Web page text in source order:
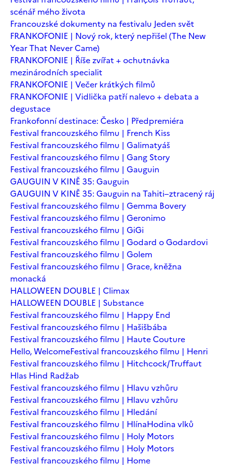
scénář mého života
Francouzské dokumenty na festivalu Jeden svět
FRANKOFONIE | Nový rok, který nepřišel (The New
Year That Never Came)
FRANKOFONIE | Říše zvířat + ochutnávka
mezinárodních specialit
FRANKOFONIE | Večer krátkých filmů
FRANKOFONIE | Vidlička patří nalevo + debata a
degustace
Frankofonní destinace: Česko | Předpremiéra
Festival francouzského filmu | French Kiss
Festival francouzského filmu | Galimatyáš
Festival francouzského filmu | Gang Story
Festival francouzského filmu | Gauguin
GAUGUIN V KINĚ 35: Gauguin
GAUGUIN V KINĚ 35: Gauguin na Tahiti–ztracený ráj
Festival francouzského filmu | Gemma Bovery
Festival francouzského filmu | Geronimo
Festival francouzského filmu | GiGi
Festival francouzského filmu | Godard o Godardovi
Festival francouzského filmu | Golem
Festival francouzského filmu | Grace, kněžna
monacká
HALLOWEEN DOUBLE | Climax
HALLOWEEN DOUBLE | Substance
Festival francouzského filmu | Happy End
Festival francouzského filmu | Hašišbába
Festival francouzského filmu | Haute Couture
Hello, WelcomeFestival francouzského filmu | Henri
Festival francouzského filmu | Hitchcock/Truffaut
Hlas Hind Radžab
Festival francouzského filmu | Hlavu vzhůru
Festival francouzského filmu | Hlavu vzhůru
Festival francouzského filmu | Hledání
Festival francouzského filmu | HlínaHodina vlků
Festival francouzského filmu | Holy Motors
Festival francouzského filmu | Holy Motors
Festival francouzského filmu | Home